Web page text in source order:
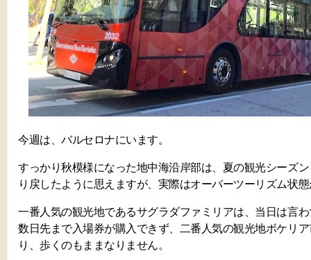
今週は、バルセロナにいます。
すっかり秋模様になった地中海沿岸部は、夏の観光シーズ
り戻したように思えますが、実際はオーバーツーリズム状
一番人気の観光地であるサグラダファミリアは、当日は言
数日先まで入場券が購入できず、二番人気の観光地ボケリ
り、歩くのもままなりません。